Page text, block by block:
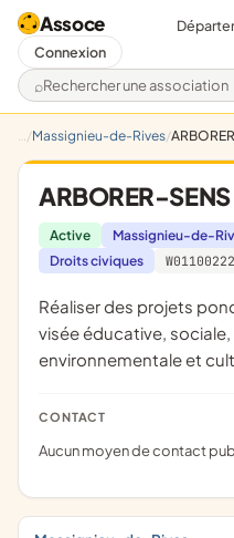
Assoce
Rechercher une
Connexion
Massignieu-de-Rives
ARBORER-SENS
Active Massignieu-de-
Droits civiques
réaliser des projets ponctuels et de courte durée à
visée éducative,
environnementale et
CONTACT
Aucun moyen de contact